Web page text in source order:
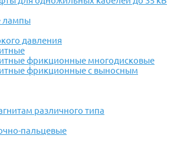
лампы
давления
фрикционные многодисковые
фрикционные с выносным
различного типа
пальцевые